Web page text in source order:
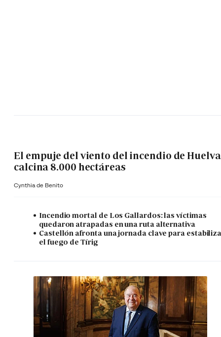
El empuje del viento del incendio de Huelva
calcina 8.000 hectáreas
Cynthia de Benito
Incendio mortal de Los Gallardos: las víctimas
quedaron atrapadas en una ruta alternativa
Castellón afronta una jornada clave para
el fuego de Tírig